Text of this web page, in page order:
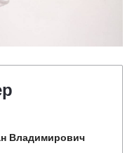
Владимирович